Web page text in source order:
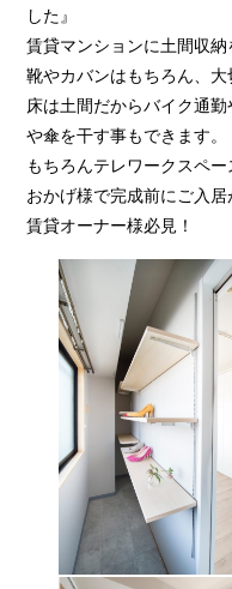
した』
賃貸マンションに土間収納
靴やカバンはもちろん、大
床は土間だからバイク通
や傘を干す事もできます。
もちろんテレワークスペー
おかげ様で完成前にご入居
賃貸オーナー様必見！